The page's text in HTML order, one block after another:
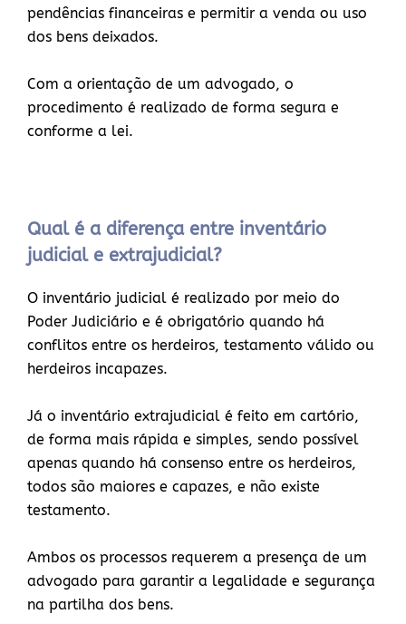
pendências financeiras e permitir a venda ou uso
dos bens deixados.
Com a orientação de um advogado, o
procedimento é realizado de forma segura e
conforme a lei.
Qual é a diferença entre inventário
judicial e extrajudicial?
O inventário judicial é realizado por meio do
Poder Judiciário e é obrigatório quando há
conflitos entre os herdeiros, testamento válido ou
herdeiros incapazes.
Já o inventário extrajudicial é feito em cartório,
de forma mais rápida e simples, sendo possível
apenas quando há consenso entre os herdeiros,
todos são maiores e capazes, e não existe
testamento.
Ambos os processos requerem a presença de um
advogado para garantir a legalidade e segurança
na partilha dos bens.